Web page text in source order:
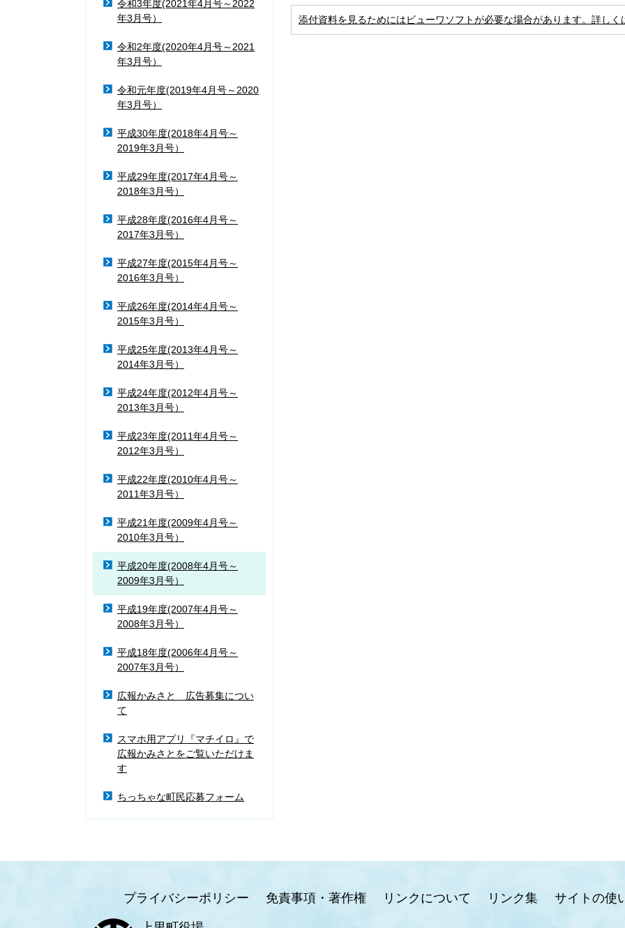
令和3年度(2021年4月号～2022
年3月号）
令和2年度(2020年4月号～2021
年3月号）
令和元年度(2019年4月号～2020
年3月号）
平成30年度(2018年4月号～
2019年3月号）
平成29年度(2017年4月号～
2018年3月号）
平成28年度(2016年4月号～
2017年3月号）
平成27年度(2015年4月号～
2016年3月号）
平成26年度(2014年4月号～
2015年3月号）
平成25年度(2013年4月号～
2014年3月号）
平成24年度(2012年4月号～
2013年3月号）
平成23年度(2011年4月号～
2012年3月号）
平成22年度(2010年4月号～
2011年3月号）
平成21年度(2009年4月号～
2010年3月号）
平成20年度(2008年4月号～
2009年3月号）
平成19年度(2007年4月号～
2008年3月号）
平成18年度(2006年4月号～
2007年3月号）
広報かみさと 広告募集につい
て
スマホ用アプリ『マチイロ』で
広報かみさとをご覧いただけま
す
ちっちゃな町民応募フォーム
添付資料を見るためにはビューワソフトが必要な場合があります。詳しく
プライバシーポリシー 免責事項・著作権 リンクについて リンク集 サイトの使